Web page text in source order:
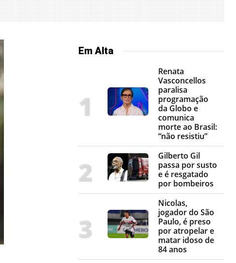
Em Alta
Renata
Vasconcellos
paralisa
programação
da Globo e
comunica
morte ao Brasil:
“não resistiu”
Gilberto Gil
passa por susto
e é resgatado
por bombeiros
Nicolas,
jogador do São
Paulo, é preso
por atropelar e
matar idoso de
84 anos